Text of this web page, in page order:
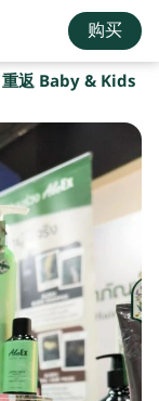
购买
返 Baby & Kids